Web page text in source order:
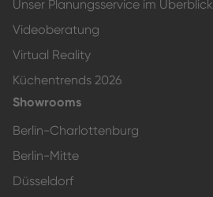
Unser Planungsservice im Überblick
Videoberatung
Virtual Reality
Küchentrends 2026
Showrooms
Berlin-Charlottenburg
Berlin-Mitte
Düsseldorf